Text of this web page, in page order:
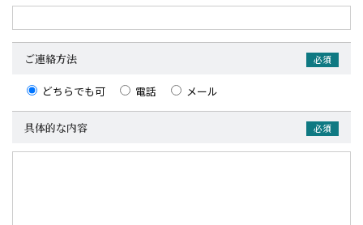
ご連絡方法 必須
どちらでも可 電話 メール
具体的な内容 必須